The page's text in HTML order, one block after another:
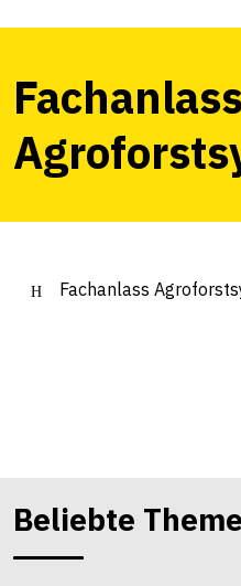
Fachanlass
Beliebte